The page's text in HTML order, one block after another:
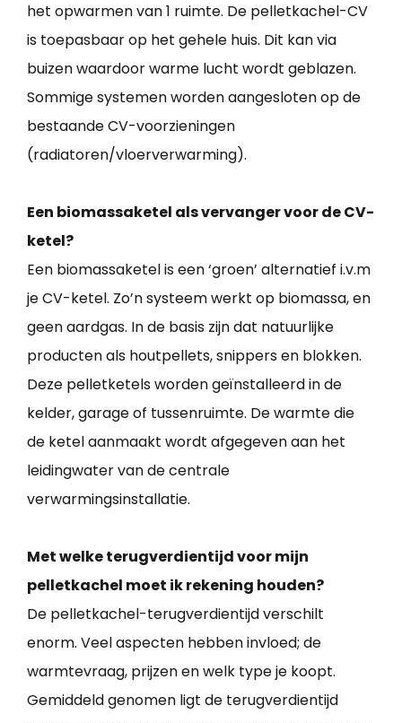
het opwarmen van 1 ruimte. De pelletkachel-CV
is toepasbaar op het gehele huis. Dit kan via
buizen waardoor warme lucht wordt geblazen.
Sommige systemen worden aangesloten op de
bestaande CV-voorzieningen
(radiatoren/vloerverwarming).
Een biomassaketel als vervanger voor de CV-
ketel?
Een biomassaketel is een ‘groen’ alternatief i.v.m
je CV-ketel. Zo’n systeem werkt op biomassa, en
geen aardgas. In de basis zijn dat natuurlijke
producten als houtpellets, snippers en blokken.
Deze pelletketels worden geïnstalleerd in de
kelder, garage of tussenruimte. De warmte die
de ketel aanmaakt wordt afgegeven aan het
leidingwater van de centrale
verwarmingsinstallatie.
Met welke terugverdientijd voor mijn
pelletkachel moet ik rekening houden?
De pelletkachel-terugverdientijd verschilt
enorm. Veel aspecten hebben invloed; de
warmtevraag, prijzen en welk type je koopt.
Gemiddeld genomen ligt de terugverdientijd